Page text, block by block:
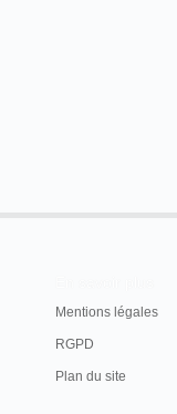
Mentions légales
RGPD
Plan du site